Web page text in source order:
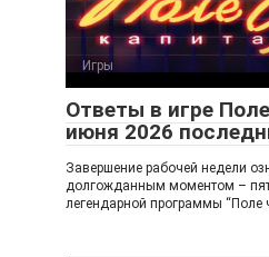
Игры
Ответы в игре
июня 2026
Завершение рабочей недели
долгожданным моментом –
легендарной программы “Поле